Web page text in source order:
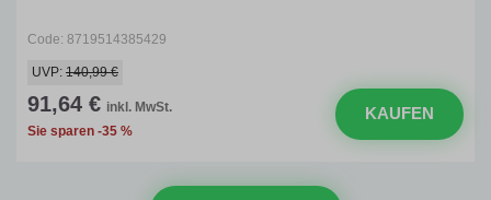
Code: 8719514385429
UVP: 140,99 €
91,64 € inkl. MwSt.
Sie sparen -35 %
KAUFEN